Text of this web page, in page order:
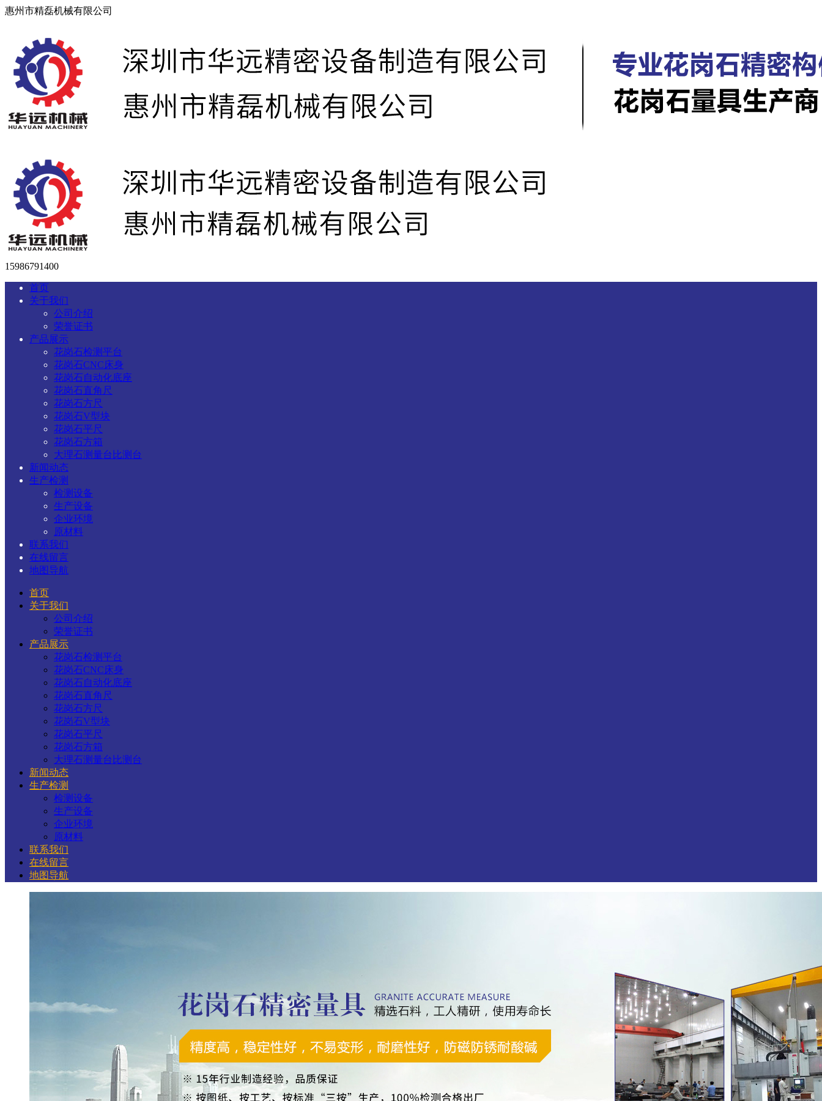
惠州市精磊机械有限公司
15986791400
首页
关于我们
公司介绍
荣誉证书
产品展示
花岗石检测平台
花岗石CNC床身
花岗石自动化底座
花岗石直角尺
花岗石方尺
花岗石V型块
花岗石平尺
花岗石方箱
大理石测量台比测台
新闻动态
生产检测
检测设备
生产设备
企业环境
原材料
联系我们
在线留言
地图导航
首页
关于我们
公司介绍
荣誉证书
产品展示
花岗石检测平台
花岗石CNC床身
花岗石自动化底座
花岗石直角尺
花岗石方尺
花岗石V型块
花岗石平尺
花岗石方箱
大理石测量台比测台
新闻动态
生产检测
检测设备
生产设备
企业环境
原材料
联系我们
在线留言
地图导航